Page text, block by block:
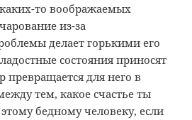
то воображаемых
из-за
делает горькими его
состояния приносят
для него в
тем, какое счастье ты
бедному человеку, если